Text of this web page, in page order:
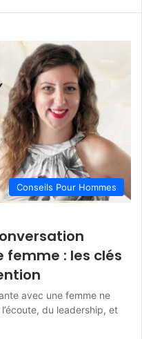
Conseils Pour Hommes
: les clés
avec une femme ne
du leadership, et